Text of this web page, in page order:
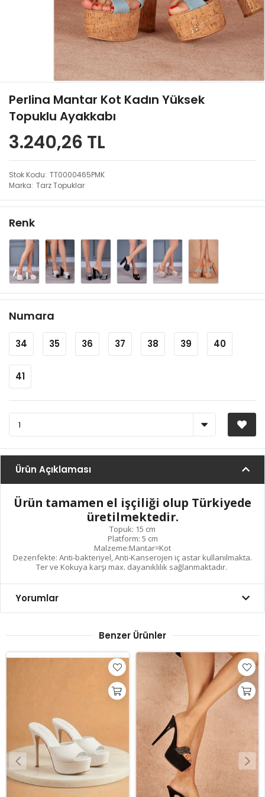
Perlina Mantar Kot Kadın Yüksek
Topuklu Ayakkabı
3.240,26 TL
Stok Kodu TT0000465PMK
Marka Tarz Topuklar
Renk
Numara
34 35 36 37 38 39 40
41
Ürün Açıklaması
Ürün tamamen el işçiliği olup Türkiyede
üretilmektedir.
Topuk: 15 cm
Platform: 5 cm
Malzeme:Mantar=Kot
Dezenfekte: Anti-bakteriyel, Anti-Kanserojen iç astar kullanılmakta.
Ter ve Kokuya karşı max. dayanıklılık sağlanmaktadır.
Yorumlar
Benzer Ürünler